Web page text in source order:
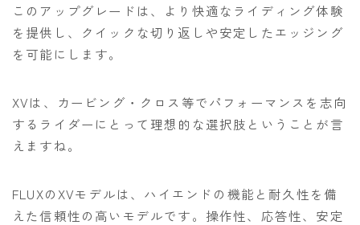
このアップグレードは、より快適なライディング体験
を提供し、クイックな切り返しや安定したエッジング
を可能にします。
XVは、カービング・クロス等でパフォーマンスを志向
するライダーにとって理想的な選択肢ということが言
えますね。
FLUXのXVモデルは、ハイエンドの機能と耐久性を備
えた信頼性の高いモデルです。操作性、応答性、安定